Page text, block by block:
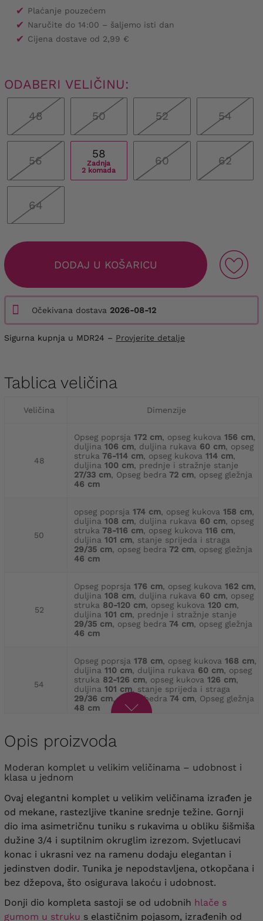
✔ Plaćanje pouzećem
✔ Naručite do 14:00 – šaljemo isti dan
✔ Cijena dostave od 2,99 €
ODABERI VELIČINU:
48 50 52 54
56
58
Zadnja
2 komada
60 62
64
DODAJ U KOŠARICU
Očekivana dostava 2026-08-12
Sigurna kupnja u MDR24 – Provjerite detalje
Tablica veličina
Veličina Dimenzije
48
Opseg poprsja 172 cm, opseg kukova 156 cm,
duljina 106 cm, duljina rukava 60 cm, opseg
struka 76-114 cm, opseg kukova 114 cm,
duljina 100 cm, prednje i stražnje stanje
27/33 cm, Opseg bedra 72 cm, opseg gležnja
46 cm
50
opseg poprsja 174 cm, opseg kukova 158 cm,
duljina 108 cm, duljina rukava 60 cm, opseg
struka 78-116 cm, opseg kukova 116 cm,
duljina 101 cm, stanje sprijeda i straga
29/35 cm, opseg bedra 72 cm, opseg gležnja
46 cm
52
Opseg poprsja 176 cm, opseg kukova 162 cm,
duljina 108 cm, duljina rukava 60 cm, opseg
struka 80-120 cm, opseg kukova 120 cm,
duljina 101 cm, prednje i stražnje stanje
29/35 cm, opseg bedra 74 cm, opseg gležnja
46 cm
54
Opseg poprsja 178 cm, opseg kukova 168 cm,
duljina 110 cm, duljina rukava 60 cm, opseg
struka 82-126 cm, opseg kukova 126 cm,
duljina 101 cm, stanje sprijeda i straga
29/36 cm, opseg bedra 74 cm, Opseg gležnja
48 cm
opseg poprsja
duljina 112 cm
duljina
102 cm
, stanje sprijeda i straga
30/36 cm, opseg bedra 76 cm, Opseg gležnja
opseg poprsja 182 cm, opseg kukova 176 cm
duljina
, duljina rukava
, opseg
struka 88-136 cm, opseg kukova 136 cm,
duljina 102 cm, prednje i stražnje stanje
, opseg bedra
, opseg gležnja
48 cm
60
Opseg poprsja 188 cm , opseg kukova
struka 90-144 cm, opseg kukova 144 cm
duljina
102 cm
, prednje i stražnje stanje
Opis proizvoda
Moderan komplet u velikim veličinama – udobnost i
klasa u jednom
Ovaj elegantni komplet u velikim veličinama izrađen je
od mekane, rastezljive tkanine srednje težine. Gornji
dio ima asimetričnu tuniku s rukavima u obliku šišmiša
dužine 3/4 i suptilnim okruglim izrezom. Svjetlucavi
konac i ukrasni vez na ramenu dodaju elegantan i
jedinstven dodir. Tunika je nepodstavljena, otkopčana i
bez džepova, što osigurava lakoću i udobnost.
Donji dio kompleta sastoji se od udobnih hlače s
gumom u struku s elastičnim pojasom, izrađenih od